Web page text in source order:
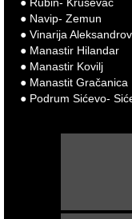
● Navip- Zemun
● Vinarija
● Manastir Hilandar
● Manastir Kovilj
● Manastit Gračanica
● Podrum Sićevo-